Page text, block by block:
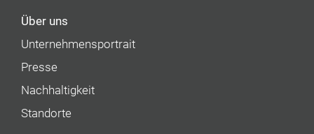
Über uns
Unternehmens­portrait
Presse
Nachhaltigkeit
Standorte